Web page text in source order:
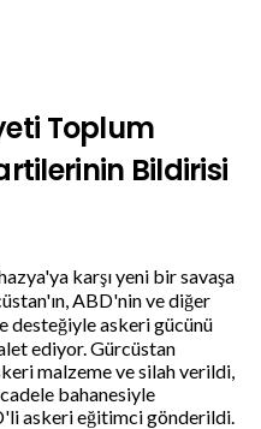
Toplum
Bildirisi
karşı yeni bir savaşa
ABD'nin ve diğer
desteğiyle askeri gücünü
ediyor. Gürcüstan
malzeme ve silah verildi,
bahanesiyle
askeri eğitimci gönderildi.